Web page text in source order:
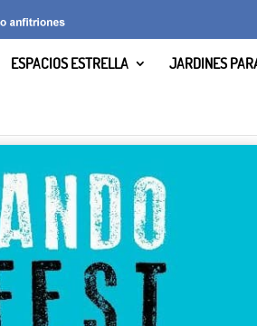
ESPACIOS ESTRELLA JARDINES